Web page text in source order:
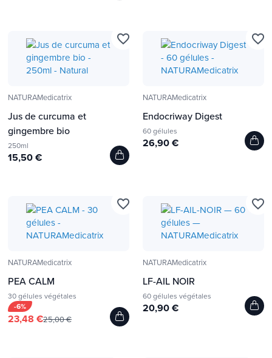
NATURAMedicatrix
Jus de curcuma et
gingembre bio
250ml
15,50 €
favorite_border
NATURAMedicatrix
Endocriway Digest
60 gélules
26,90 €
favorite_border
NATURAMedicatrix
PEA CALM
30 gélules végétales
-6%
23,48 €25,00 €
favorite_border
NATURAMedicatrix
LF-AIL NOIR
60 gélules végétales
20,90 €
favorite_border